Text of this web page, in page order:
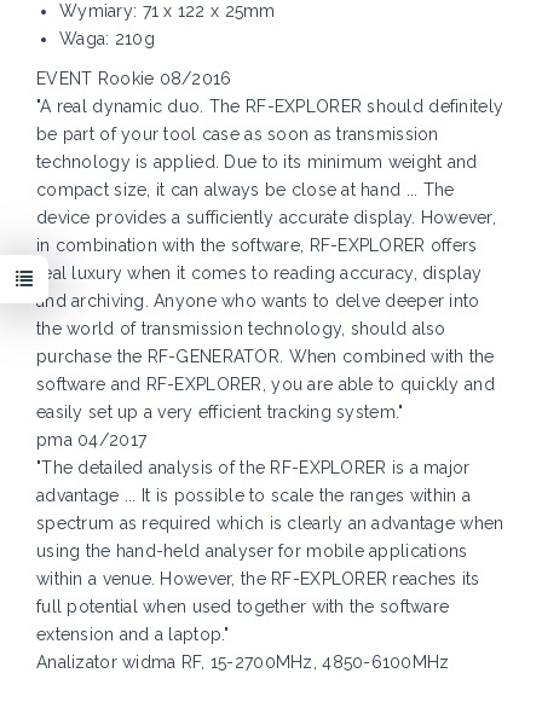
Wymiary: 71 x 122 x 25mm
Waga: 210g
EVENT Rookie 08/2016
"A real dynamic duo. The RF-EXPLORER should definitely
be part of your tool case as soon as transmission
technology is applied. Due to its minimum weight and
compact size, it can always be close at hand ... The
device provides a sufficiently accurate display. However,
in combination with the software, RF-EXPLORER offers
real luxury when it comes to reading accuracy, display
and archiving. Anyone who wants to delve deeper into
the world of transmission technology, should also
purchase the RF-GENERATOR. When combined with the
software and RF-EXPLORER, you are able to quickly and
easily set up a very efficient tracking system."
pma 04/2017
"The detailed analysis of the RF-EXPLORER is a major
advantage ... It is possible to scale the ranges within a
spectrum as required which is clearly an advantage when
using the hand-held analyser for mobile applications
within a venue. However, the RF-EXPLORER reaches its
full potential when used together with the software
extension and a laptop."
Analizator widma RF, 15-2700MHz, 4850-6100MHz